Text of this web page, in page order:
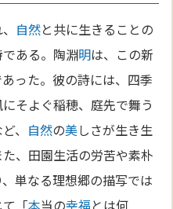
自然と共に生きることの
ある。陶淵明は、この新
った。彼の詩には、四季
そよぐ稲穂、庭先で舞う
、 自然の美しさが生き生
、田園生活の労苦や素朴
単なる理想郷の描写では
「本当の幸福とは何